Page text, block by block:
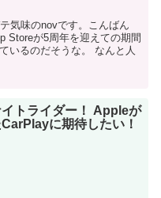
気味のnovです。こんばん
Storeが5周年を迎えての期間
いるのだそうな。 なんと人
イトライダー！ Appleが
に期待したい！